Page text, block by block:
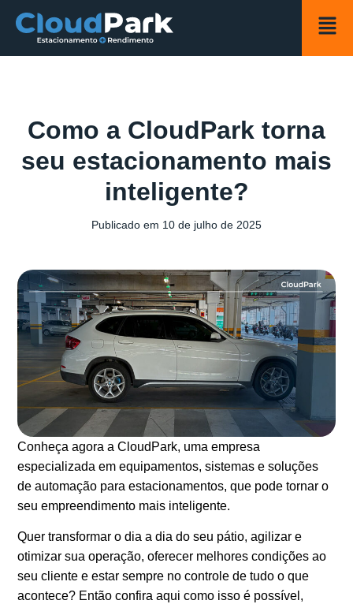
Como a CloudPark torna
seu estacionamento mais
inteligente?
Publicado em 10 de julho de 2025
Conheça agora a CloudPark, uma empresa
especializada em equipamentos, sistemas e soluções
de automação para estacionamentos, que pode tornar o
seu empreendimento mais inteligente.
Quer transformar o dia a dia do seu pátio, agilizar e
otimizar sua operação, oferecer melhores condições ao
seu cliente e estar sempre no controle de tudo o que
acontece? Então confira aqui como isso é possível,